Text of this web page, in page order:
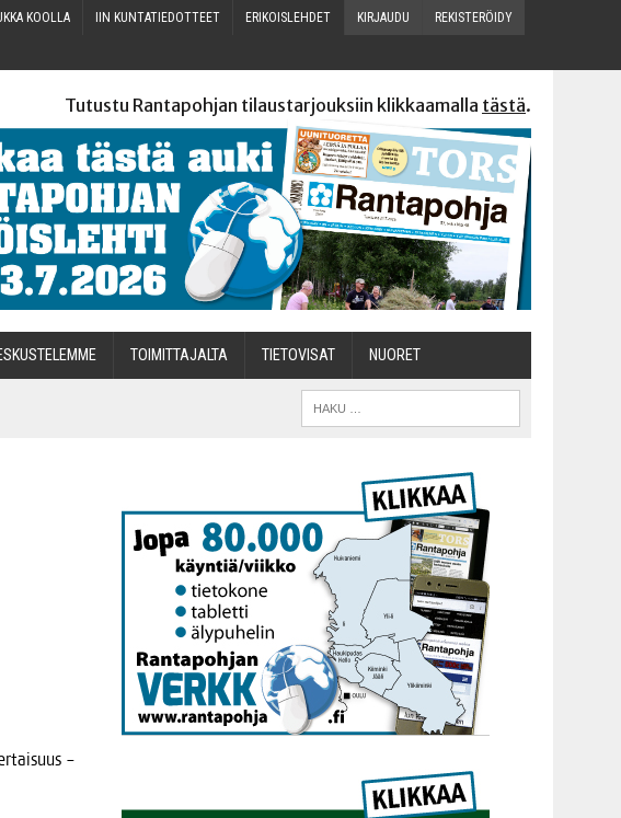
KOOLLA IIN KUN­TA­TIE­DOT­TEET ERI­KOIS­LEH­DET KIR­JAU­DU REKIS­TE­RÖI­DY
Tutustu Rantapohjan tilaustarjouksiin klikkaamalla tästä.
TOI­MIT­TA­JAL­TA TIETOVISAT NUO­RET
–